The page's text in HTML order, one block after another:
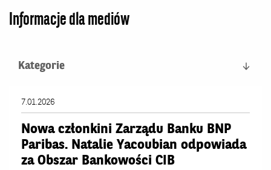
Władze banku
Informacje dla mediów
Kategorie
O Banku
Wyniki finansowe
Komunikaty produktowe
Inne
7.01.2026
Nowa członkini Zarządu Banku BNP
Paribas. Natalie Yacoubian odpowiada
za Obszar Bankowości CIB